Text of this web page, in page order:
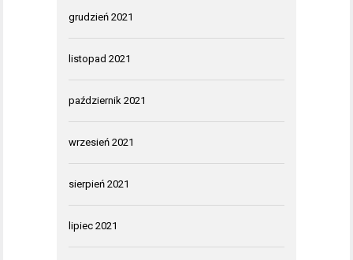
grudzień 2021
listopad 2021
październik 2021
wrzesień 2021
sierpień 2021
lipiec 2021